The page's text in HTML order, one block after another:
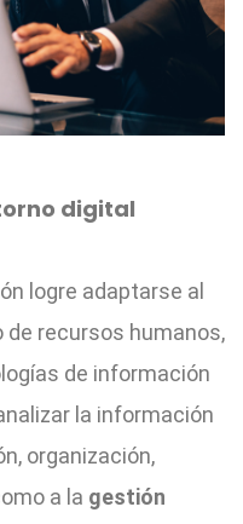
digital
logre adaptarse al
de recursos humanos,
de información
la información
organización,
a la gestión